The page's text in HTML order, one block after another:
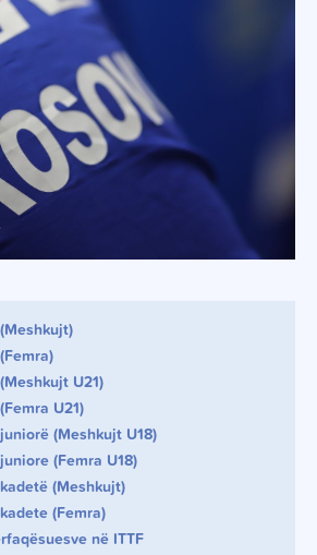
U21)
U21)
(Meshkujt U18)
(Femra U18)
(Meshkujt)
(Femra)
në ITTF